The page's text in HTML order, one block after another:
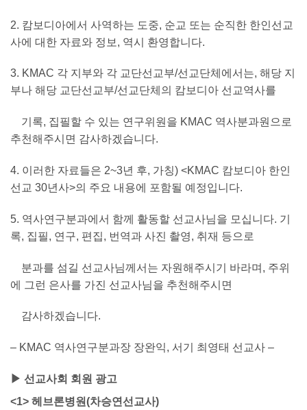
2. 캄보디아에서 사역하는 도중, 순교 또는 순직한 한인선교
사에 대한 자료와 정보, 역시 환영합니다.
3. KMAC 각 지부와 각 교단선교부/선교단체에서는, 해당 지
부나 해당 교단선교부/선교단체의 캄보디아 선교역사를
기록, 집필할 수 있는 연구위원을 KMAC 역사분과원으로
추천해주시면 감사하겠습니다.
4. 이러한 자료들은 2~3년 후, 가칭) <KMAC 캄보디아 한인
선교 30년사>의 주요 내용에 포함될 예정입니다.
5. 역사연구분과에서 함께 활동할 선교사님을 모십니다. 기
록, 집필, 연구, 편집, 번역과 사진 촬영, 취재 등으로
분과를 섬길 선교사님께서는 자원해주시기 바라며, 주위
에 그런 은사를 가진 선교사님을 추천해주시면
감사하겠습니다.
– KMAC 역사연구분과장 장완익, 서기 최영태 선교사 –
▶ 선교사회 회원 광고
<1> 헤브론병원(차승연선교사)